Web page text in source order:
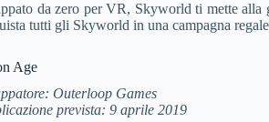
da zero per VR, Skyworld ti mette alla
tutti gli Skyworld in una campagna
Age
Outerloop Games
prevista: 9 aprile 2019